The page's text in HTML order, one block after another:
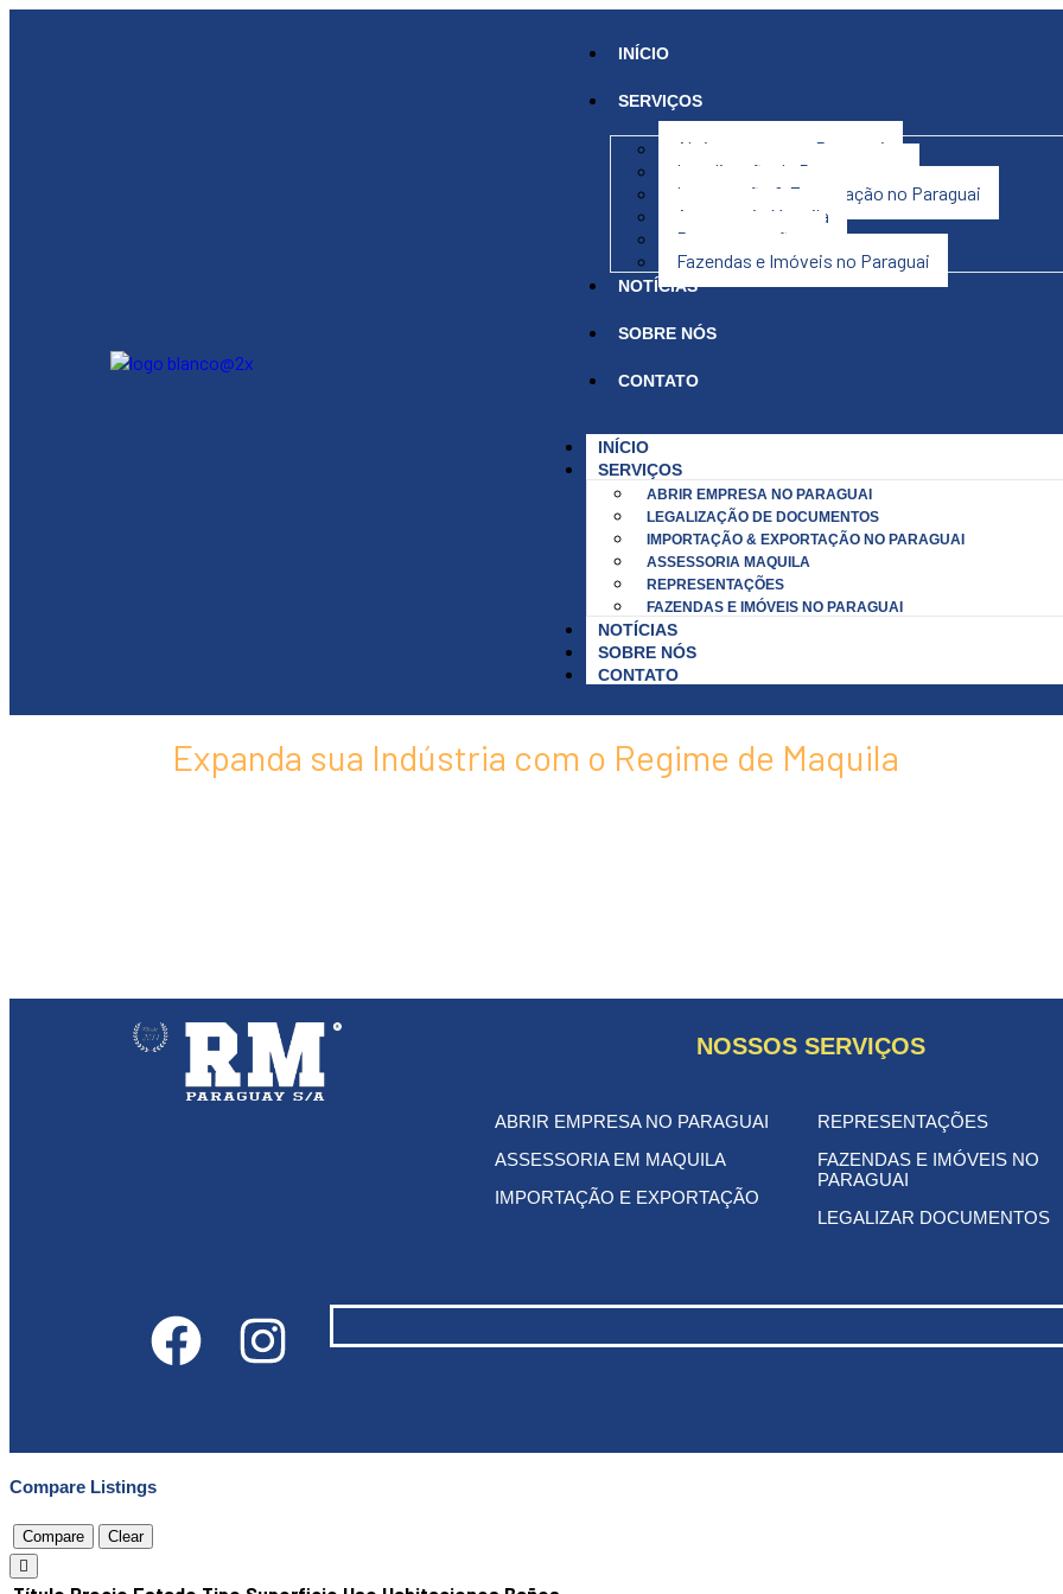
INÍCIO
SERVIÇOS
Abrir empresa no Paraguai
Legalização de Documentos
Importação & Exportação no Paraguai
Assessoria Maquila
Representações
Fazendas e Imóveis no Paraguai
NOTÍCIAS
SOBRE NÓS
CONTATO
INÍCIO
SERVIÇOS
ABRIR EMPRESA NO PARAGUAI
LEGALIZAÇÃO DE DOCUMENTOS
IMPORTAÇÃO & EXPORTAÇÃO NO PARAGUAI
ASSESSORIA MAQUILA
REPRESENTAÇÕES
FAZENDAS E IMÓVEIS NO PARAGUAI
NOTÍCIAS
SOBRE NÓS
CONTATO
Expanda sua Indústria com o Regime de Maquila
NOSSOS SERVIÇOS
ABRIR EMPRESA NO PARAGUAI
ASSESSORIA EM MAQUILA
IMPORTAÇÃO E EXPORTAÇÃO
REPRESENTAÇÕES
FAZENDAS E IMÓVEIS NO
PARAGUAI
LEGALIZAR DOCUMENTOS
Compare Listings
Compare Clear